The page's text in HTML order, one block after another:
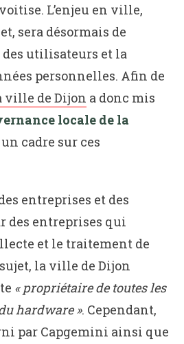
L’enjeu en ville,
sera désormais de
utilisateurs et la
personnelles. Afin de
ville de Dijon a donc mis
locale de la
cadre sur ces
entreprises et des
des entreprises qui
et le traitement de
la ville de Dijon
« propriétaire de toutes les
hardware ». Cependant,
par Capgemini ainsi que